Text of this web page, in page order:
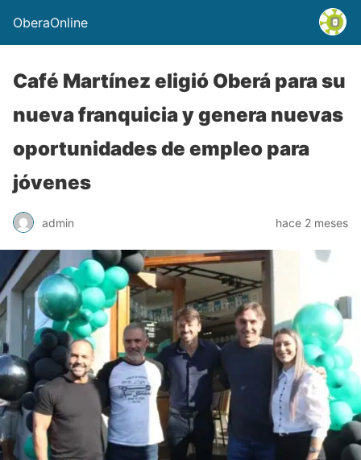
OberaOnline
Café Martínez eligió Oberá para su
nueva franquicia y genera nuevas
oportunidades de empleo para
jóvenes
admin hace 2 meses